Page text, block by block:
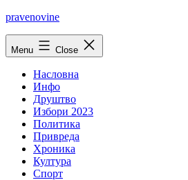
Skip
pravenovine
Menu Close
Насловна
Инфо
Друштво
Избори 2023
Политика
Привреда
Хроника
Култура
Спорт